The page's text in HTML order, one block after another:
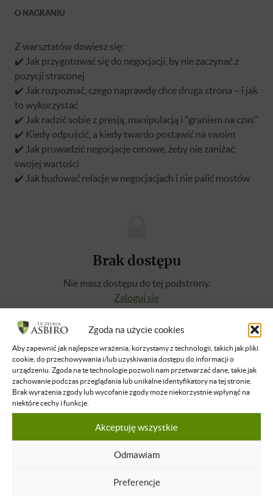
Zgoda na użycie cookies
Aby zapewnić jak najlepsze wrażenia, korzystamy z technologii, takich jak pliki
cookie, do przechowywania i/lub uzyskiwania dostępu do informacji o
urządzeniu. Zgoda na te technologie pozwoli nam przetwarzać dane, takie jak
zachowanie podczas przeglądania lub unikalne identyfikatory na tej stronie.
Brak wyrażenia zgody lub wycofanie zgody może niekorzystnie wpłynąć na
niektóre cechy i funkcje.
Akceptuję wszystkie
Odmawiam
Preferencje
O NAGRANIU
Z warsztatów dowiesz się:
✔️ Jak przygotować się do negocjacji, by nie zaczynać z
pozycji straconej
✔️ Jak rozpoznać, czego naprawdę chce druga strona – i jak
to wykorzystać
✔️ Jak radzić sobie z presją, manipulacją i "graniem na czas"
✔️ Kiedy odpuścić, a kiedy twardo postawić na swoim
✔️ Jak prowadzić negocjacje cenowe, żeby nie zaniżać
swojej wartości
✔️ Jak budować relacje w negocjacjach i nie palić mostów
Brak dostępu
Nie masz dostępu do tej podstrony.
Zaloguj się
O WYKŁADOWCY
Wojciech Sambor
Doświadczony praktyk sprzedaży i
negocjacji, trener i konsultant. Przez lata
projektował procesy i modele negocjacyjne
oraz promował nowe idee szkoleń
zespołem ponad 300 specjalistów i